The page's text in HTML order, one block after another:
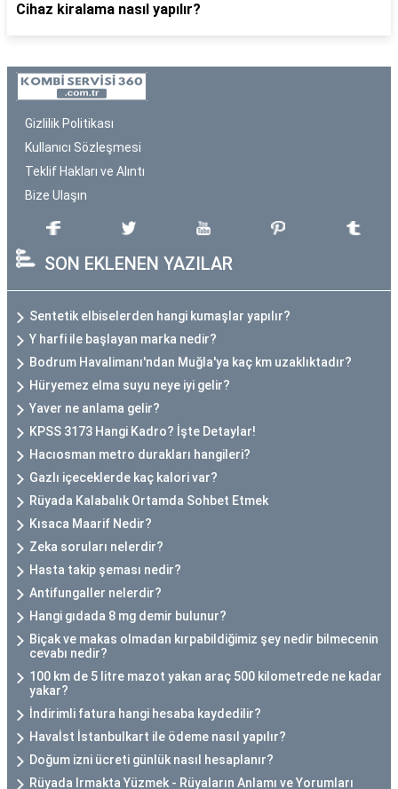
Cihaz kiralama nasıl yapılır?
Gizlilik Politikası
Kullanıcı Sözleşmesi
Teklif Hakları ve Alıntı
Bize Ulaşın
SON EKLENEN YAZILAR
Sentetik elbiselerden hangi kumaşlar yapılır?
Y harfi ile başlayan marka nedir?
Bodrum Havalimanı'ndan Muğla'ya kaç km uzaklıktadır?
Hüryemez elma suyu neye iyi gelir?
Yaver ne anlama gelir?
KPSS 3173 Hangi Kadro? İşte Detaylar!
Hacıosman metro durakları hangileri?
Gazlı içeceklerde kaç kalori var?
Rüyada Kalabalık Ortamda Sohbet Etmek
Kısaca Maarif Nedir?
Zeka soruları nelerdir?
Hasta takip şeması nedir?
Antifungaller nelerdir?
Hangi gıdada 8 mg demir bulunur?
Biçak ve makas olmadan kırpabildiğimiz şey nedir bilmecenin
cevabı nedir?
100 km de 5 litre mazot yakan araç 500 kilometrede ne kadar
yakar?
İndirimli fatura hangi hesaba kaydedilir?
Havaİst İstanbulkart ile ödeme nasıl yapılır?
Doğum izni ücreti günlük nasıl hesaplanır?
Rüyada Irmakta Yüzmek - Rüyaların Anlamı ve Yorumları